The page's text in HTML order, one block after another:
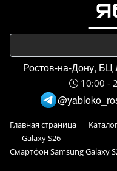
Ростов-на-Дону, БЦ
10:00 -
Главная страница
Galaxy S26
Смартфон Samsung Galaxy